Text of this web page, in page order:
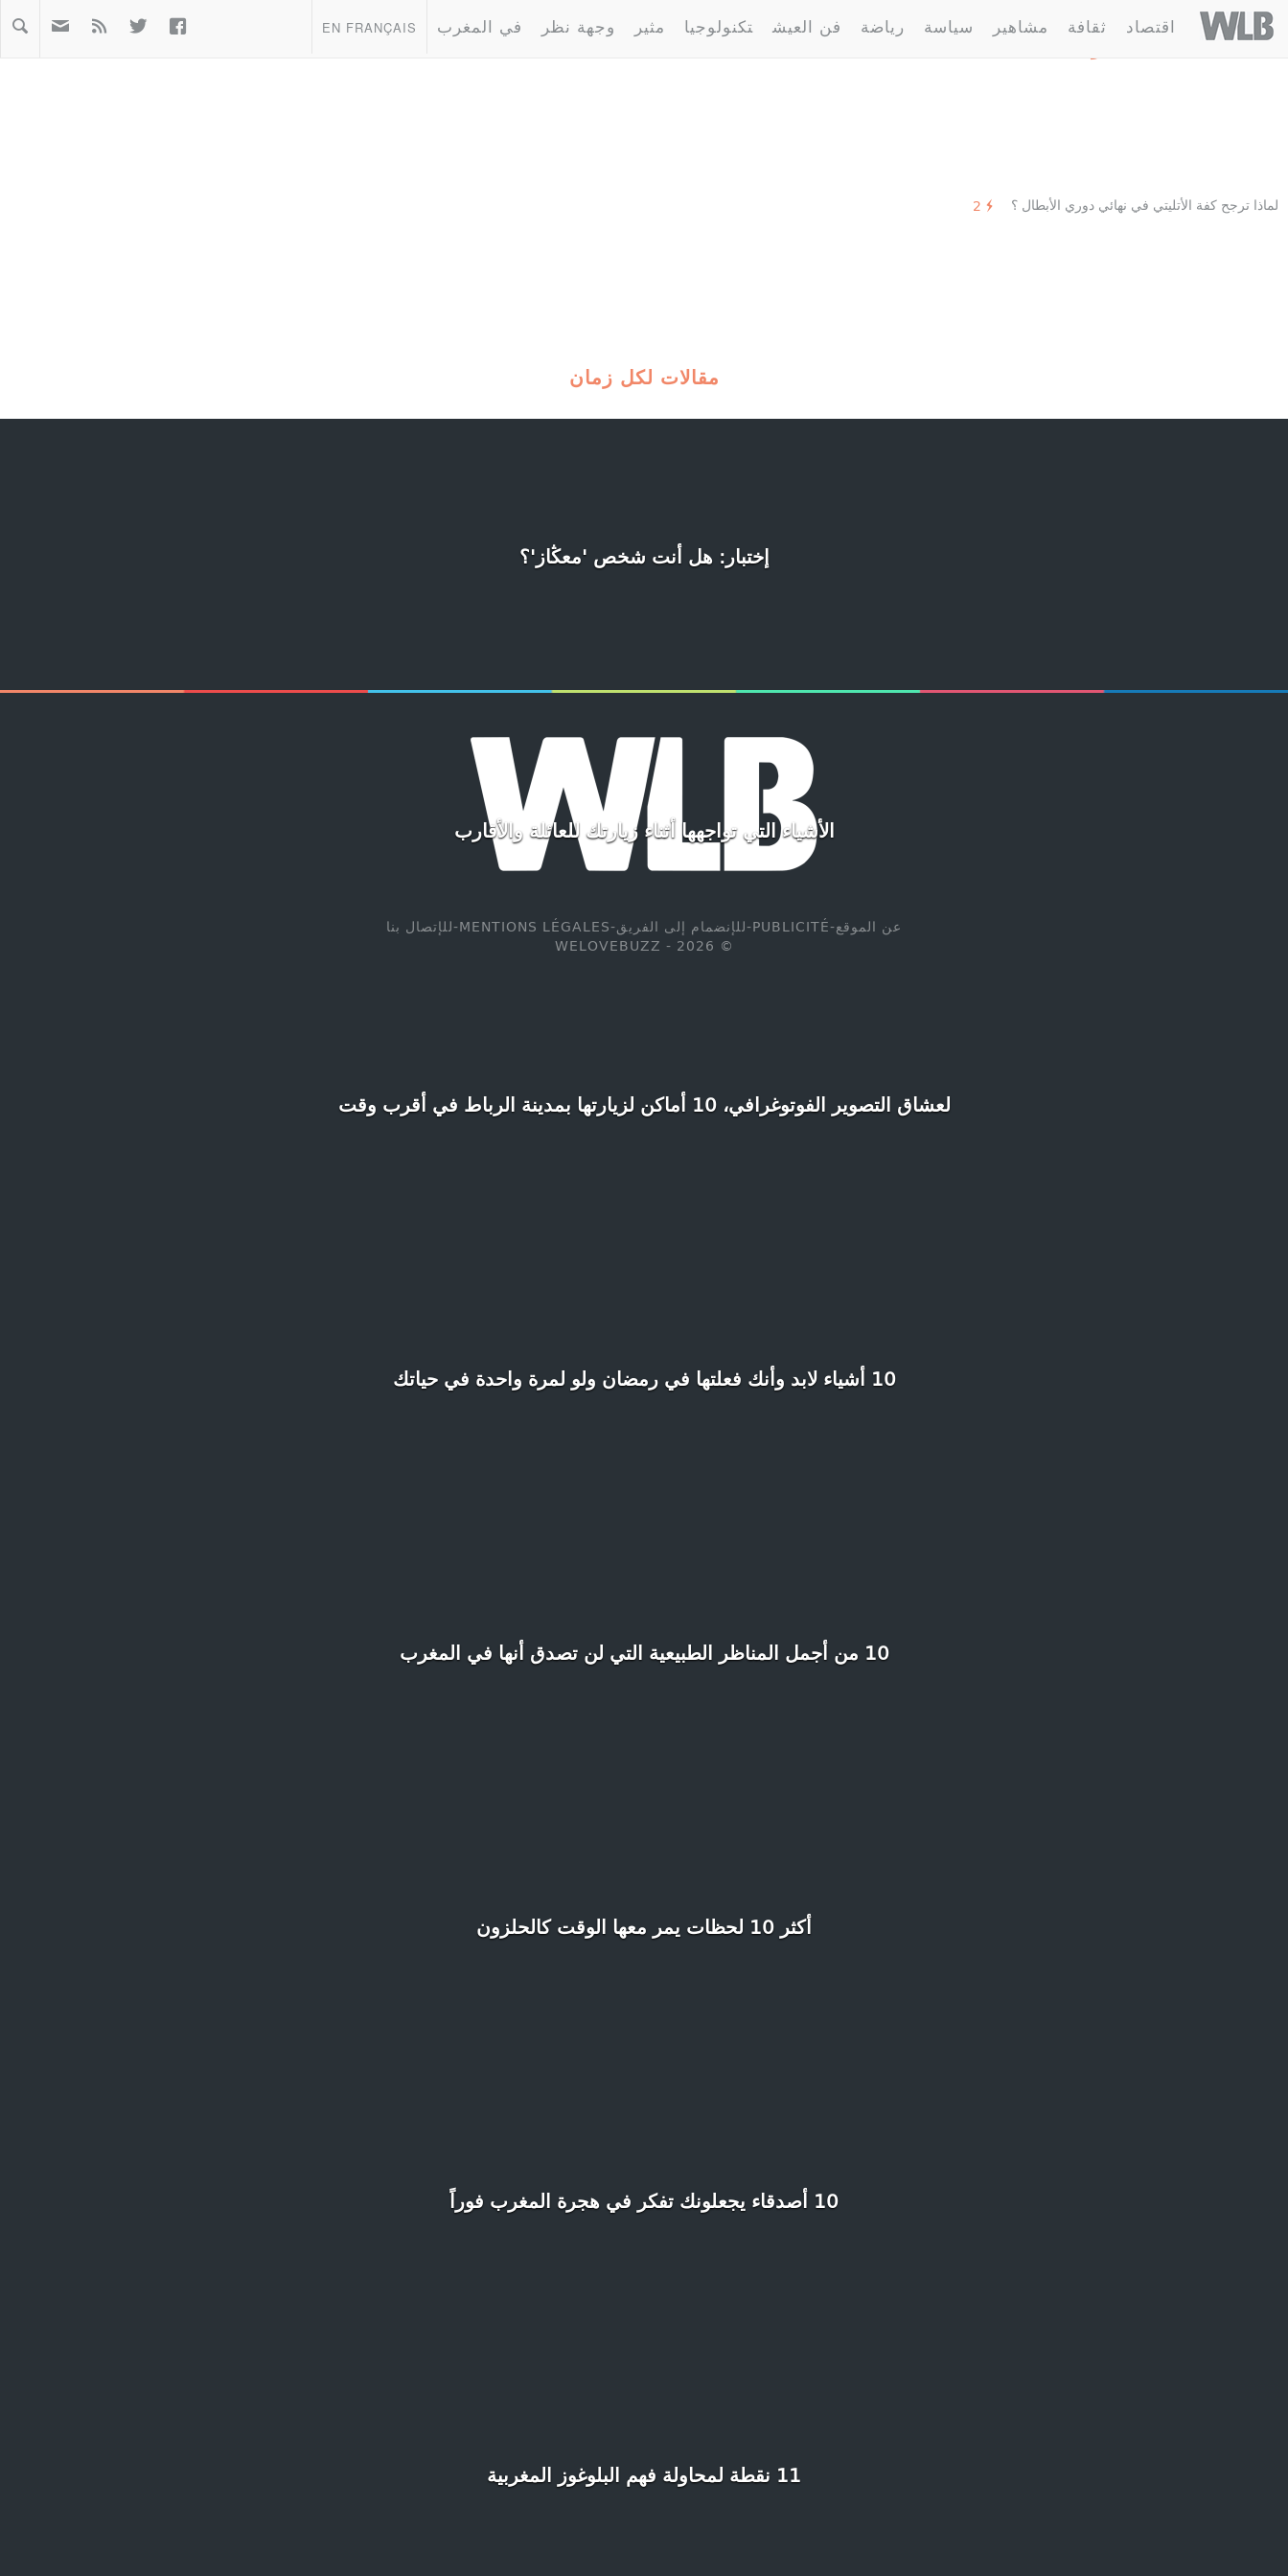
Welovebuzz
اقتصاد ثقافة مشاهير سياسة رياضة فن العيش تكنولوجيا مثير وجهة نظر في المغرب EN FRANÇAIS
   1 مقالة : الأتليتيكو
لماذا ترجح كفة الأتليتي في نهائي دوري الأبطال ؟
مقالات لكل زمان
إختبار: هل أنت شخص 'معڭاز'؟
الأشياء التي تواجهها أثناء زيارتك للعائلة والأقارب
لعشاق التصوير الفوتوغرافي، 10 أماكن لزيارتها بمدينة الرباط في أقرب وقت
10 أشياء لابد وأنك فعلتها في رمضان ولو لمرة واحدة في حياتك
10 من أجمل المناظر الطبيعية التي لن تصدق أنها في المغرب
أكثر 10 لحظات يمر معها الوقت كالحلزون
10 أصدقاء يجعلونك تفكر في هجرة المغرب فوراً
11 نقطة لمحاولة فهم البلوغوز المغربية
عن الموقع-
PUBLICITÉ
-للإنضمام إلى الفريق-
MENTIONS LÉGALES
-للإتصال بنا
© WELOVEBUZZ - 2026